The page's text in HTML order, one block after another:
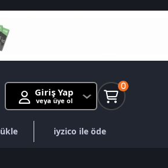
Giriş Yap
veya üye ol
0
iyzico ile öde